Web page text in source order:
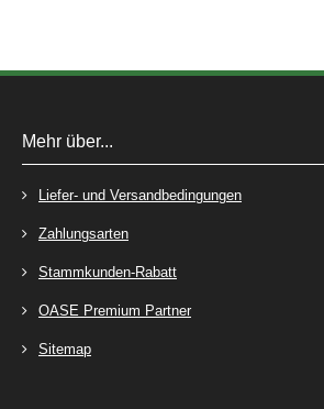
Mehr über...
Liefer- und Versandbedingungen
Zahlungsarten
Stammkunden-Rabatt
OASE Premium Partner
Sitemap